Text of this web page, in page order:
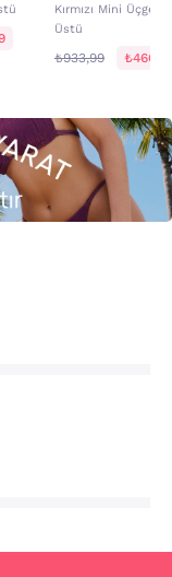
Kırmızı Mini Üçgen
Üstü
₺933,99